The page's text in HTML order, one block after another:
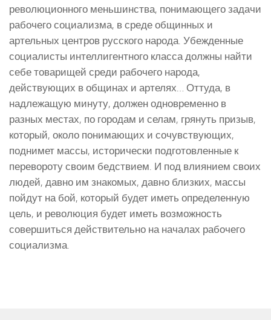
революционного меньшинства, понимающего задачи
рабочего социализма, в среде общинных и
артельных центров русского народа. Убежденные
социалисты интеллигентного класса должны найти
себе товарищей среди рабочего народа,
действующих в общинах и артелях… Оттуда, в
надлежащую минуту, должен одновременно в
разных местах, по городам и селам, грянуть призыв,
который, около понимающих и сочувствующих,
поднимет массы, исторически подготовленные к
перевороту своим бедствием. И под влиянием своих
людей, давно им знакомых, давно близких, массы
пойдут на бой, который будет иметь определенную
цель, и революция будет иметь возможность
совершиться действительно на началах рабочего
социализма.